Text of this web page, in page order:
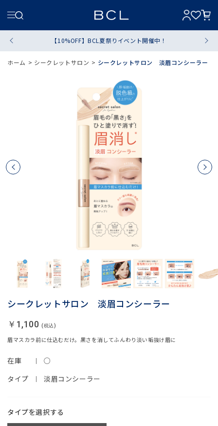
【10%OFF】BCL夏祭りイベント開催中！
ホーム > シークレットサロン > シークレットサロン 淡眉コンシーラー
シークレットサロン 淡眉コンシーラー
眉マスカラ前に仕込むだけ。黒さを消してふんわり淡い垢抜け眉に
￥1,100
タイプ 淡眉コンシーラー
在庫 ○
タイプ